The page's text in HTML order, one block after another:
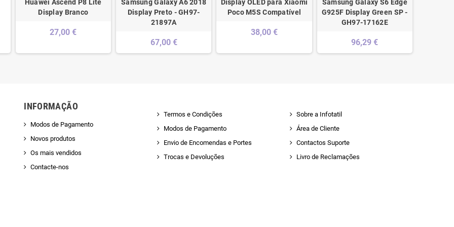
Huawei Ascend P8 Lite
Display Branco
27,00 €
Samsung Galaxy A6 2018
Display Preto - GH97-
21897A
67,00 €
Display OLED para Xiaomi
Poco M5S Compatível
38,00 €
Samsung Galaxy S6 Edge
G925F Display Green SP -
GH97-17162E
96,29 €
INFORMAÇÃO
Modos de Pagamento
Novos produtos
Os mais vendidos
Contacte-nos
Termos e Condições
Modos de Pagamento
Envio de Encomendas e Portes
Trocas e Devoluções
Sobre a Infotatil
Área de Cliente
Contactos Suporte
Livro de Reclamações